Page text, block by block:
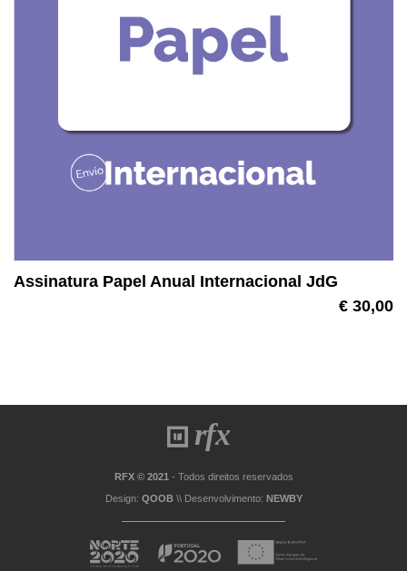
Assinatura Papel Anual Internacional JdG
€ 30,00
RFX © 2021 - Todos direitos reservados
Design: QOOB\\ Desenvolvimento: NEWBY